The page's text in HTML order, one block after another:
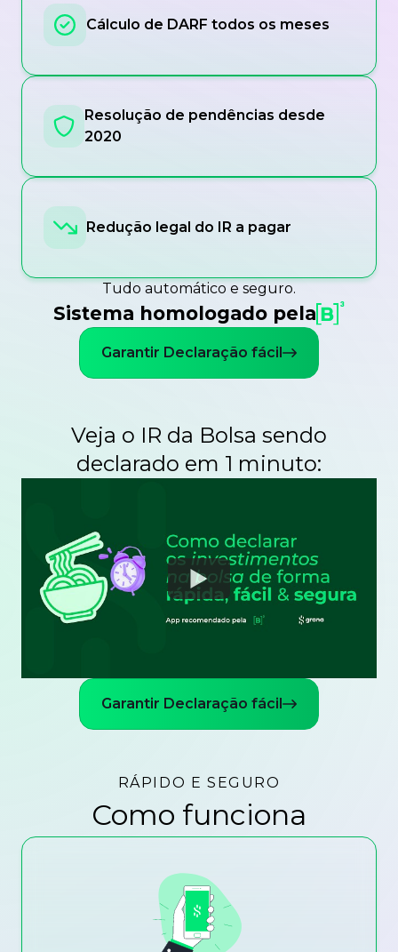
Cálculo de DARF todos os meses
Resolução de pendências desde
2020
Redução legal do IR a pagar
Tudo automático e seguro.
Sistema homologado pela
Garantir Declaração fácil
Veja o IR da Bolsa sendo
declarado em 1 minuto:
Watch
Garantir Declaração fácil
RÁPIDO E SEGURO
Como funciona